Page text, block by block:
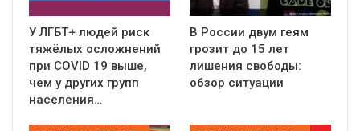
У ЛГБТ+ людей риск
тяжёлых осложнений
при COVID 19 выше,
чем у других групп
населения…
В России двум геям
грозит до 15 лет
лишения свободы:
обзор ситуации